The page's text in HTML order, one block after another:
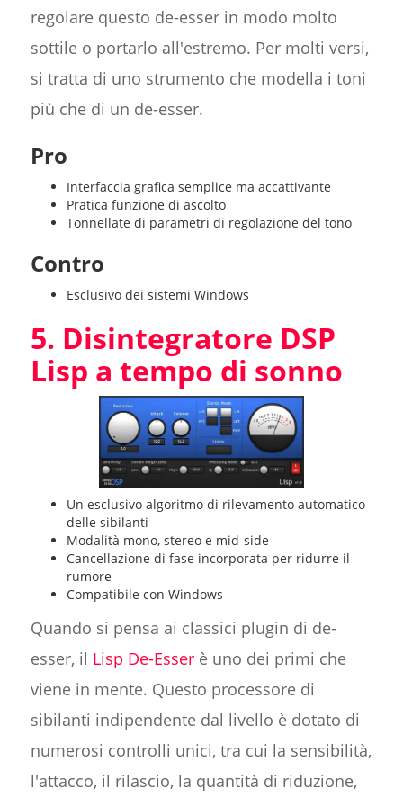
regolare questo de-esser in modo molto
sottile o portarlo all'estremo. Per molti versi,
si tratta di uno strumento che modella i toni
più che di un de-esser.
Pro
Interfaccia grafica semplice ma accattivante
Pratica funzione di ascolto
Tonnellate di parametri di regolazione del tono
Contro
Esclusivo dei sistemi Windows
5. Disintegratore DSP
Lisp a tempo di sonno
Un esclusivo algoritmo di rilevamento automatico
delle sibilanti
Modalità mono, stereo e mid-side
Cancellazione di fase incorporata per ridurre il
rumore
Compatibile con Windows
Quando si pensa ai classici plugin di de-
esser, il Lisp De-Esserè uno dei primi che
viene in mente. Questo processore di
sibilanti indipendente dal livello è dotato di
numerosi controlli unici, tra cui la sensibilità,
l'attacco, il rilascio, la quantità di riduzione,